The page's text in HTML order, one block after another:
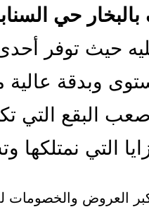
حي
حيث توفر
وبدقة عالية
البقع التي
التي نمتلكها
العروض والخصومات